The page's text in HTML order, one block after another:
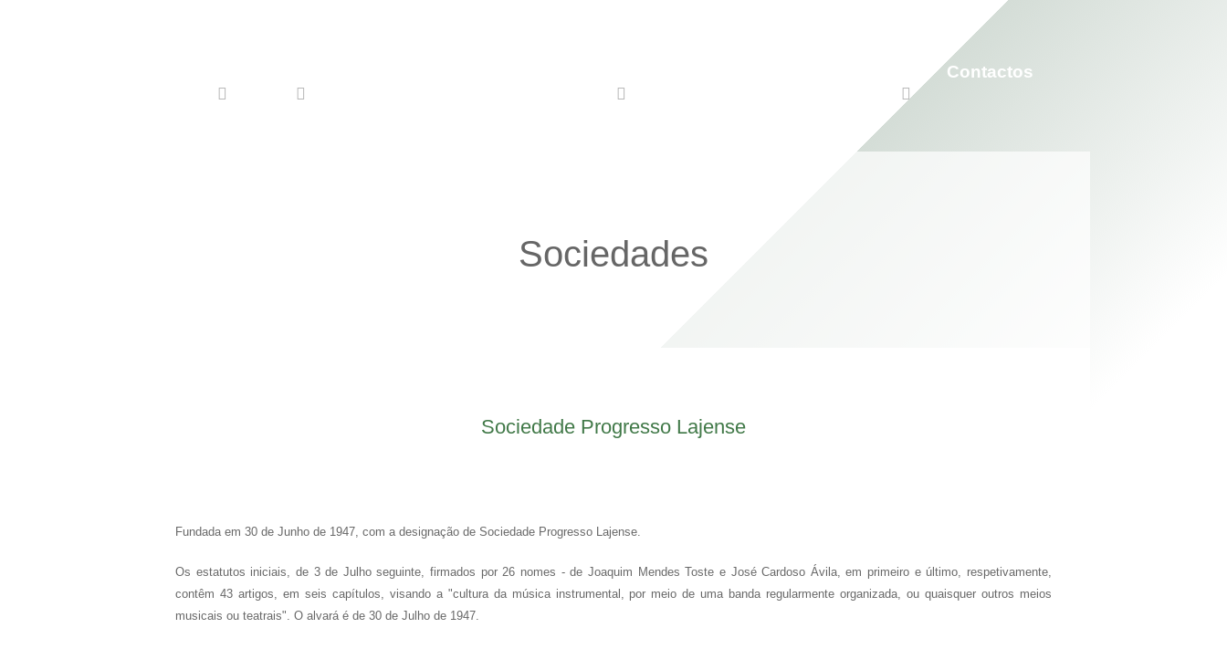
Contactos
Sociedades
Sociedade Progresso Lajense
Fundada em 30 de Junho de 1947, com a designação de Sociedade Progresso Lajense.
Os estatutos iniciais, de 3 de Julho seguinte, firmados por 26 nomes - de Joaquim Mendes Toste e José Cardoso Ávila, em primeiro e último, respetivamente,
contêm 43 artigos, em seis capítulos, visando a "cultura da música instrumental, por meio de uma banda regularmente organizada, ou quaisquer outros meios
musicais ou teatrais". O alvará é de 30 de Julho de 1947.